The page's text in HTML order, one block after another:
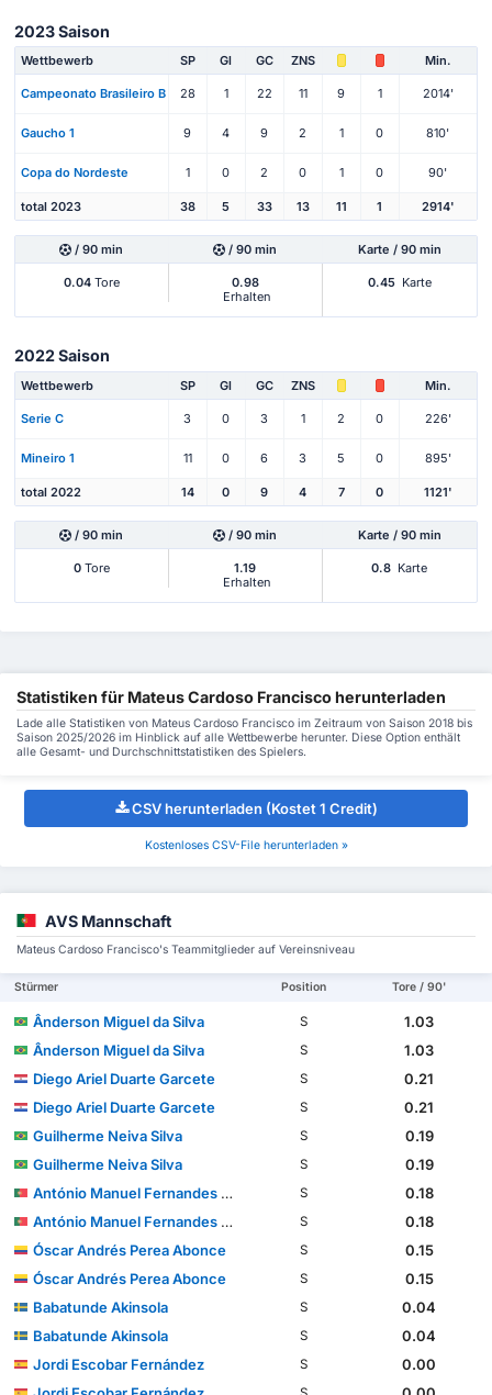
2023 Saison
Wettbewerb SP Gl GC ZNS Min.
Campeonato Brasileiro B 28 1 22 11 9 1 2014'
Gaucho 1 9 4 9 2 1 0 810'
Copa do Nordeste 1 0 2 0 1 0 90'
total 2023 38 5 33 13 11 1 2914'
/ 90 min / 90 min Karte / 90 min
0.04Tore
0.98
Erhalten
0.45 Karte
2022 Saison
Wettbewerb SP Gl GC ZNS Min.
Serie C 3 0 3 1 2 0 226'
Mineiro 1 11 0 6 3 5 0 895'
total 2022 14 0 9 4 7 0 1121'
/ 90 min / 90 min Karte / 90 min
0Tore
1.19
Erhalten
0.8 Karte
Statistiken für Mateus Cardoso Francisco herunterladen
Lade alle Statistiken von Mateus Cardoso Francisco im Zeitraum von Saison 2018 bis
Saison 2025/2026 im Hinblick auf alle Wettbewerbe herunter. Diese Option enthält
alle Gesamt- und Durchschnittstatistiken des Spielers.
CSV herunterladen (Kostet 1 Credit)
Kostenloses CSV-File herunterladen »
AVS Mannschaft
Mateus Cardoso Francisco's Teammitglieder auf Vereinsniveau
Stürmer Position Tore / 90'
Ânderson Miguel da Silva S
1.03
Ânderson Miguel da Silva
S
1.03
Diego Ariel Duarte Garcete
S
0.21
Diego Ariel Duarte Garcete
S
0.21
Guilherme Neiva Silva
S
0.19
Guilherme Neiva Silva
S
0.19
António Manuel Fernandes Mendes
S
0.18
António Manuel Fernandes Mendes
S
0.18
Óscar Andrés Perea Abonce
S
0.15
Óscar Andrés Perea Abonce
S
0.15
Babatunde Akinsola
S
0.04
Babatunde Akinsola
S
0.04
Jordi Escobar Fernández
S
0.00